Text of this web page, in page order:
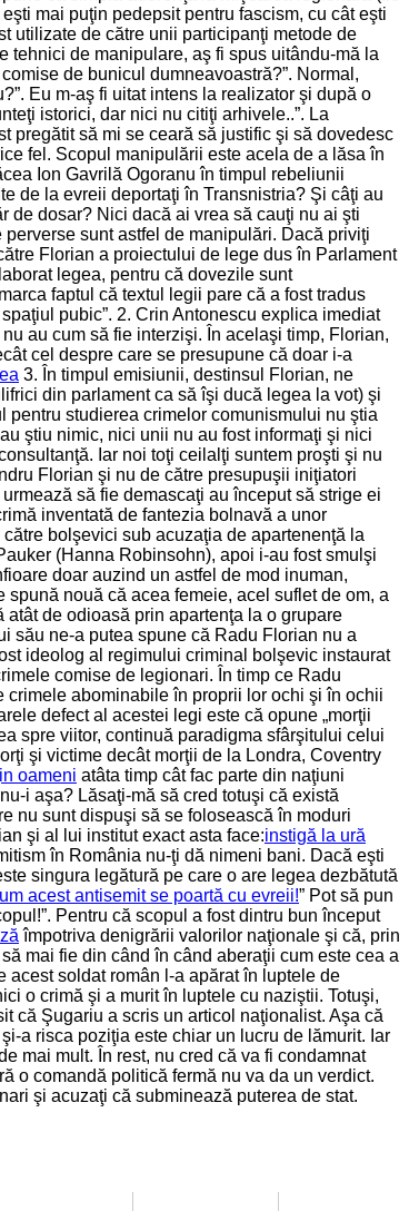
mai puţin pedepsit pentru fascism, cu cât eşti
utilizate de către unii participanţi metode de
tehnici de manipulare, aş fi spus uitându-mă la
de bunicul dumneavoastră?”. Normal,
Eu m-aş fi uitat intens la realizator şi după o
istorici, dar nici nu citiţi arhivele..”. La
pregătit să mi se ceară să justific şi să dovedesc
fel. Scopul manipulării este acela de a lăsa în
Ion Gavrilă Ogoranu în timpul rebeliunii
de la evreii deportaţi în Transnistria? Şi câţi au
de dosar? Nici dacă ai vrea să cauţi nu ai şti
sunt astfel de manipulări. Dacă priviţi
Florian a proiectului de lege dus în Parlament
legea, pentru că dovezile sunt
faptul că textul legii pare că a fost tradus
pubic”. 2. Crin Antonescu explica imediat
au cum să fie interzişi. În acelaşi timp, Florian,
cel despre care se presupune că doar i-a
3. În timpul emisiunii, destinsul Florian, ne
din parlament ca să îşi ducă legea la vot) şi
pentru studierea crimelor comunismului nu ştia
ştiu nimic, nici unii nu au fost informaţi şi nici
Iar noi toţi ceilalţi suntem proşti şi nu
Florian şi nu de către presupuşii iniţiatori
să fie demascaţi au început să strige ei
inventată de fantezia bolnavă a unor
bolşevici sub acuzaţia de apartenenţă la
(Hanna Robinsohn), apoi i-au fost smulşi
doar auzind un astfel de mod inuman,
nouă că acea femeie, acel suflet de om, a
de odioasă prin apartenţa la o grupare
său ne-a putea spune că Radu Florian nu a
ideolog al regimului criminal bolşevic instaurat
comise de legionari. În timp ce Radu
crimele abominabile în proprii lor ochi şi în ochii
defect al acestei legi este că opune „morţii
spre viitor, continuă paradigma sfârşitului celui
şi victime decât morţii de la Londra, Coventry
oameni atâta timp cât fac parte din naţiuni
i aşa? Lăsaţi-mă să cred totuşi că există
nu sunt dispuşi să se folosească în moduri
şi al lui institut exact asta face:instigă la ură
în România nu-ţi dă nimeni bani. Dacă eşti
singura legătură pe care o are legea dezbătută
acest antisemit se poartă cu evreii!” Pot să pun
Pentru că scopul a fost dintru bun început
împotriva denigrării valorilor naţionale şi că, prin
mai fie din când în când aberaţii cum este cea a
acest soldat român l-a apărat în luptele de
o crimă şi a murit în luptele cu naziştii. Totuşi,
că Şugariu a scris un articol naţionalist. Aşa că
a risca poziţia este chiar un lucru de lămurit. Iar
mai mult. În rest, nu cred că va fi condamnat
o comandă politică fermă nu va da un verdict.
şi acuzaţi că subminează puterea de stat.